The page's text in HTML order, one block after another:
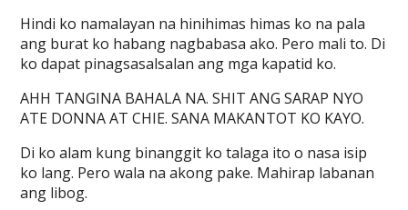
Hindi ko namalayan na hinihimas himas ko na pala
ang burat ko habang nagbabasa ako. Pero mali to. Di
ko dapat pinagsasalsalan ang mga kapatid ko.
AHH TANGINA BAHALA NA. SHIT ANG SARAP NYO
ATE DONNA AT CHIE. SANA MAKANTOT KO KAYO.
Di ko alam kung binanggit ko talaga ito o nasa isip
ko lang. Pero wala na akong pake. Mahirap labanan
ang libog.